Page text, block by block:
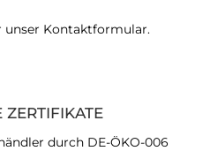
unser Kontaktformular.
ZERTIFIKATE
durch DE-ÖKO-006